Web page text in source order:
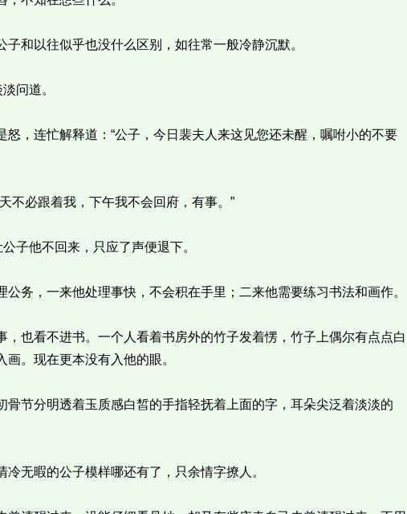
和以往似乎也没什么区别，如往常一般冷静沉默。
问道。
，连忙解释道：“公子，今日裴夫人来这见您还未醒，嘱咐小的不要
必跟着我，下午我不会回府，有事。”
子他不回来，只应了声便退下。
，一来他处理事快，不会积在手里；二来他需要练习书法和画作。
也看不进书。一个人看着书房外的竹子发着愣，竹子上偶尔有点点白
。现在更本没有入他的眼。
节分明透着玉质感白皙的手指轻抚着上面的字，耳朵尖泛着淡淡的
无暇的公子模样哪还有了，只余情字撩人。